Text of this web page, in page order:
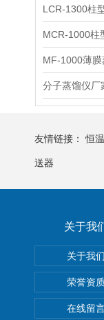
LCR-1300柱
MCR-1000柱
MF-1000薄膜
分子蒸馏仪厂
友情链接：恒
送器
关于我
关于我们
荣誉资
在线留